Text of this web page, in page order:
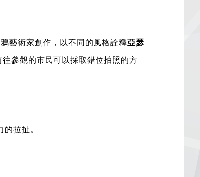
藝術家創作，以不同的風格詮釋亞瑟
參觀的市民可以採取錯位拍照的方
拉扯。